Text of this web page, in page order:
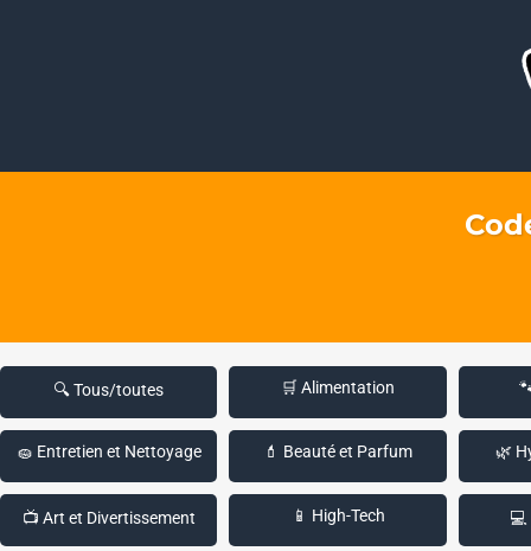
🔍 Tous/toutes 🛒 Alimentation
🧽 Entretien et Nettoyage 💄 Beauté et Parfum 🌿
📺 Art et Divertissement 📱 High-Tech 💻